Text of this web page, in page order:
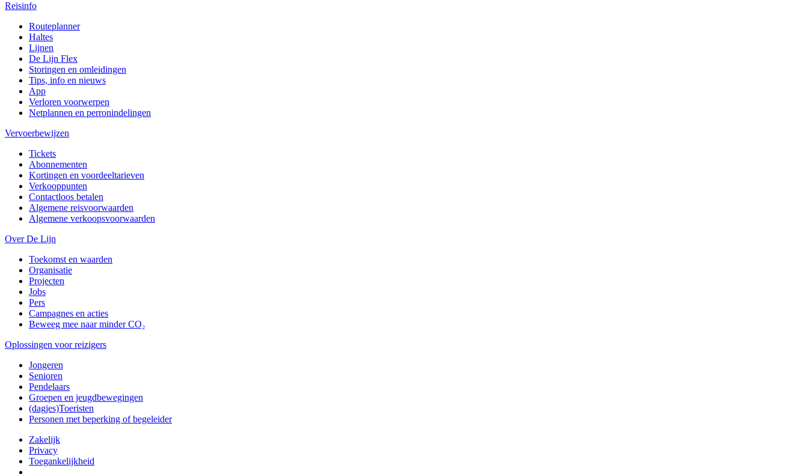
Reisinfo
Routeplanner
Haltes
Lijnen
De Lijn Flex
Storingen en omleidingen
Tips, info en nieuws
App
Verloren voorwerpen
Netplannen en perronindelingen
Vervoerbewijzen
Tickets
Abonnementen
Kortingen en voordeeltarieven
Verkooppunten
Contactloos betalen
Algemene reisvoorwaarden
Algemene verkoopsvoorwaarden
Over De Lijn
Toekomst en waarden
Organisatie
Projecten
Jobs
Pers
Campagnes en acties
Beweeg mee naar minder CO₂
Oplossingen voor reizigers
Jongeren
Senioren
Pendelaars
Groepen en jeugdbewegingen
(dagjes)Toeristen
Personen met beperking of begeleider
Zakelijk
Privacy
Toegankelijkheid